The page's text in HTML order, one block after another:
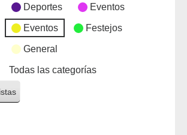
Deportes Eventos
Eventos Festejos
General
Todas las categorías